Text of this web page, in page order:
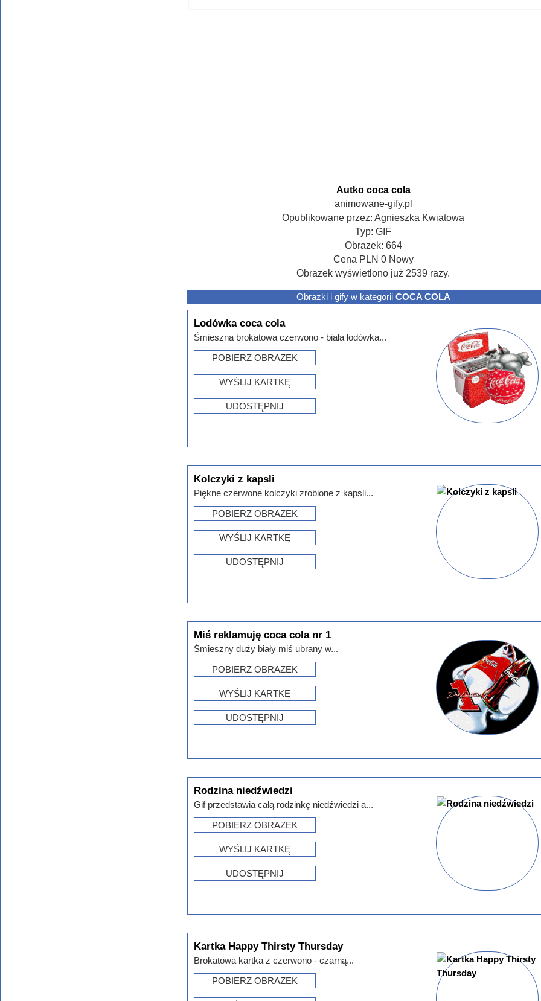
Autko coca cola
animowane-gify.pl
Opublikowane przez:Agnieszka Kwiatowa
Typ:GIF
Obrazek: 664
Cena PLN 0Nowy
Obrazek wyświetlono już 2539 razy.
Obrazki i gify w kategorii COCA COLA
Lodówka coca cola
Śmieszna brokatowa czerwono - biała lodówka...
POBIERZ OBRAZEK
WYŚLIJ KARTKĘ
UDOSTĘPNIJ
Kolczyki z kapsli
Piękne czerwone kolczyki zrobione z kapsli...
POBIERZ OBRAZEK
WYŚLIJ KARTKĘ
UDOSTĘPNIJ
Miś reklamuję coca cola nr 1
Śmieszny duży biały miś ubrany w...
POBIERZ OBRAZEK
WYŚLIJ KARTKĘ
UDOSTĘPNIJ
Rodzina niedźwiedzi
Gif przedstawia całą rodzinkę niedźwiedzi a...
POBIERZ OBRAZEK
WYŚLIJ KARTKĘ
UDOSTĘPNIJ
Kartka Happy Thirsty Thursday
Brokatowa kartka z czerwono - czarną...
POBIERZ OBRAZEK